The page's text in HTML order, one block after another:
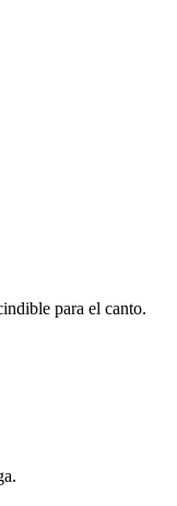
para el canto.